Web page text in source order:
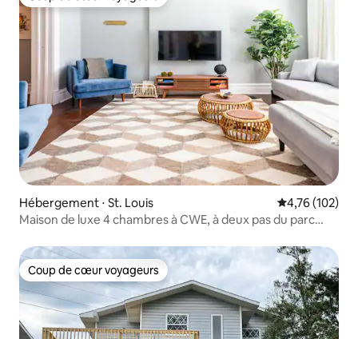
Coup de cœur voyageurs
Hébergement ⋅ St. Louis Évaluation
4,76 (102)
Maison de luxe 4 chambres à CWE, à deux pas du parc
Coup de cœur voyageurs
Coup de cœur voyageurs